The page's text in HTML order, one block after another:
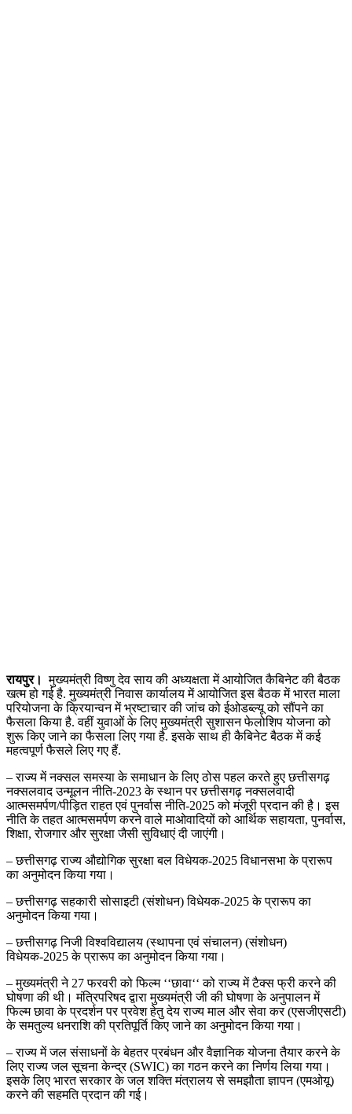
रायपुर।मुख्यमंत्री विष्णु देव साय की अध्यक्षता में आयोजित कैबिनेट की बैठक
खत्म हो गई है. मुख्यमंत्री निवास कार्यालय में आयोजित इस बैठक में भारत माला
परियोजना के क्रियान्वन में भ्रष्टाचार की जांच को ईओडब्ल्यू को सौंपने का
फैसला किया है. वहीं युवाओं के लिए मुख्यमंत्री सुशासन फेलोशिप योजना को
शुरू किए जाने का फैसला लिए गया है. इसके साथ ही कैबिनेट बैठक में कई
महत्वपूर्ण फैसले लिए गए हैं.
– राज्य में नक्सल समस्या के समाधान के लिए ठोस पहल करते हुए छत्तीसगढ़
नक्सलवाद उन्मूलन नीति-2023 के स्थान पर छत्तीसगढ़ नक्सलवादी
आत्मसमर्पण/पीड़ित राहत एवं पुनर्वास नीति-2025 को मंजूरी प्रदान की है। इस
नीति के तहत आत्मसमर्पण करने वाले माओवादियों को आर्थिक सहायता, पुनर्वास,
शिक्षा, रोजगार और सुरक्षा जैसी सुविधाएं दी जाएंगी।
– छत्तीसगढ़ राज्य औद्योगिक सुरक्षा बल विधेयक-2025 विधानसभा के प्रारूप
का अनुमोदन किया गया।
– छत्तीसगढ़ सहकारी सोसाइटी (संशोधन) विधेयक-2025 के प्रारूप का
अनुमोदन किया गया।
– छत्तीसगढ़ निजी विश्वविद्यालय (स्थापना एवं संचालन) (संशोधन)
विधेयक-2025 के प्रारूप का अनुमोदन किया गया।
– मुख्यमंत्री ने 27 फरवरी को फिल्म ‘‘छावा‘‘ को राज्य में टैक्स फ्री करने की
घोषणा की थी। मंत्रिपरिषद द्वारा मुख्यमंत्री जी की घोषणा के अनुपालन में
फिल्म छावा के प्रदर्शन पर प्रवेश हेतु देय राज्य माल और सेवा कर (एसजीएसटी)
के समतुल्य धनराशि की प्रतिपूर्ति किए जाने का अनुमोदन किया गया।
– राज्य में जल संसाधनों के बेहतर प्रबंधन और वैज्ञानिक योजना तैयार करने के
लिए राज्य जल सूचना केन्द्र (SWIC) का गठन करने का निर्णय लिया गया।
इसके लिए भारत सरकार के जल शक्ति मंत्रालय से समझौता ज्ञापन (एमओयू)
करने की सहमति प्रदान की गई।